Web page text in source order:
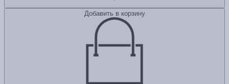
Добавить в корзину